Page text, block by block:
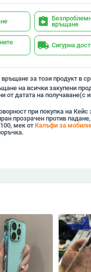
assignment_return връщане
local_shipping Сигурна
за този продукт в
на всички закупени
от датата на получаване(с
при покупка на Кейс
прозрачен против
мек отКалъфи за